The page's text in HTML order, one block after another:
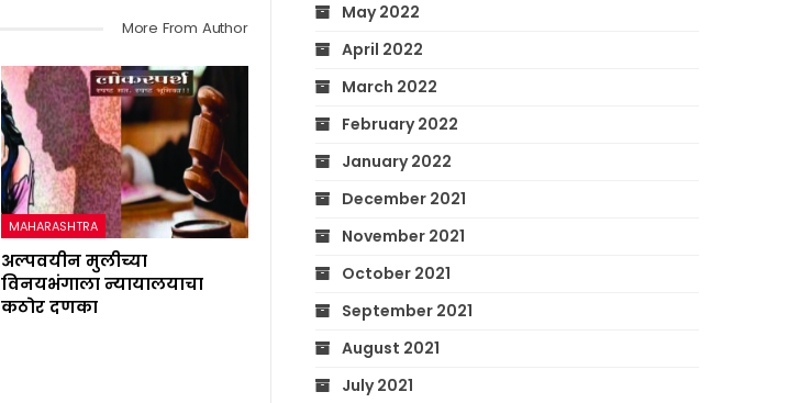
More From Author
MAHARASHTRA
अल्पवयीन मुलीच्या
विनयभंगाला न्यायालयाचा
कठोर दणका
May 2022
April 2022
March 2022
February 2022
January 2022
December 2021
November 2021
October 2021
September 2021
August 2021
July 2021